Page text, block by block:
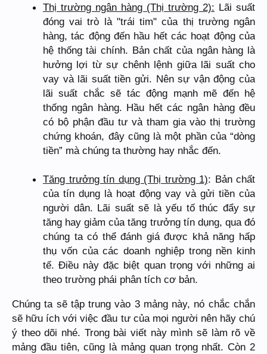
Thị trường ngân hàng (Thị trường 2): Lãi suất
đóng vai trò là "trái tim" của thị trường ngân
hàng, tác động đến hầu hết các hoạt động của
hệ thống tài chính. Bản chất của ngân hàng là
hưởng lợi từ sự chênh lệnh giữa lãi suất cho
vay và lãi suất tiền gửi. Nên sự vận động của
lãi suất chắc sẽ tác động mạnh mẽ đến hệ
thống ngân hàng. Hầu hết các ngân hàng đều
có bộ phận đầu tư và tham gia vào thị trường
chứng khoán, đây cũng là một phần của “dòng
tiền” mà chúng ta thường hay nhắc đến.
Tăng trưởng tín dụng (Thị trường 1): Bản chất
của tín dụng là hoạt động vay và gửi tiền của
người dân. Lãi suất sẽ là yếu tố thúc đẩy sự
tăng hay giảm của tăng trưởng tín dụng, qua đó
chúng ta có thể đánh giá được khả năng hấp
thụ vốn của các doanh nghiệp trong nền kinh
tế. Điều này đặc biệt quan trọng với những ai
theo trường phái phân tích cơ bản.
Chúng ta sẽ tập trung vào 3 mảng này, nó chắc chắn
sẽ hữu ích với việc đầu tư của mọi người nên hãy chú
ý theo dõi nhé. Trong bài viết này mình sẽ làm rõ về
mảng đầu tiên, cũng là mảng quan trọng nhất. Còn 2